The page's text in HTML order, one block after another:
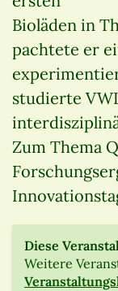
Bioläden in
pachtete er
studierte
Zum Thema
Diese
Weitere